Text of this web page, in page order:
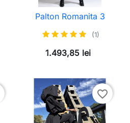
Palton Romanita 3
(1)
1.493,85 lei
favorite_border